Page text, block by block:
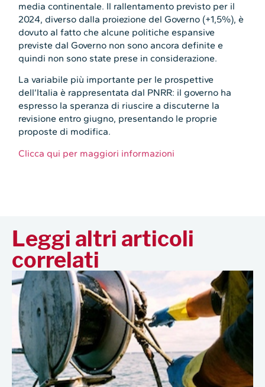
media continentale. Il rallentamento previsto per il
2024, diverso dalla proiezione del Governo (+1,5%), è
dovuto al fatto che alcune politiche espansive
previste dal Governo non sono ancora definite e
quindi non sono state prese in considerazione.
La variabile più importante per le prospettive
dell’Italia è rappresentata dal PNRR: il governo ha
espresso la speranza di riuscire a discuterne la
revisione entro giugno, presentando le proprie
proposte di modifica.
Clicca qui per maggiori informazioni
Leggi altri articoli
correlati